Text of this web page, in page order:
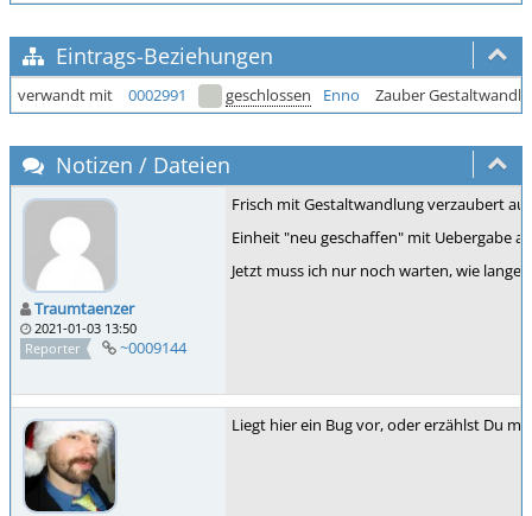
Eintrags-Beziehungen
verwandt mit 0002991 geschlossen Enno Zauber
Notizen / Dateien
Traumtaenzer
2021-01-03 13:50
Reporter
~0009144
Frisch mit Gestaltwandlung verzaubert
Einheit "neu geschaffen" mit Uebergabe
Jetzt muss ich nur noch warten, wie
Liegt hier ein Bug vor, oder erzählst Du